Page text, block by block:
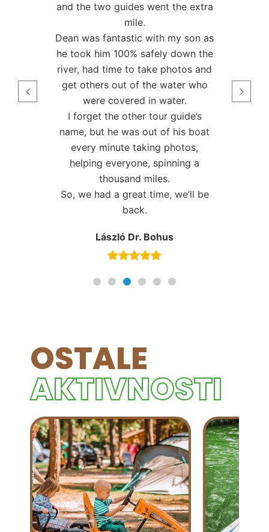
the extra
my son as
down the
photos and
who
water.
priporočam.
Žiga Pečnik
OSTALE
AKTIVNOSTI